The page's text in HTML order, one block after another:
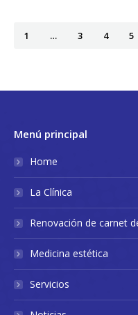
1 … 3 4 5
Menú principal
Home
La Clínica
Renovación de carnet
Medicina estética
Servicios